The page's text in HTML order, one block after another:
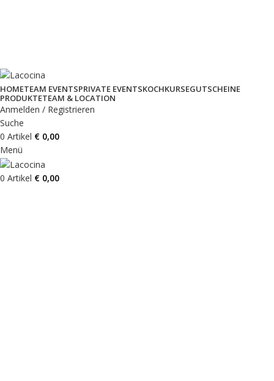
HOMETEAM EVENTSPRIVATE EVENTSKOCHKURSEGUTSCHEINE
PRODUKTETEAM & LOCATION
Anmelden / Registrieren
Suche
0 Artikel € 0,00
Menü
0 Artikel € 0,00